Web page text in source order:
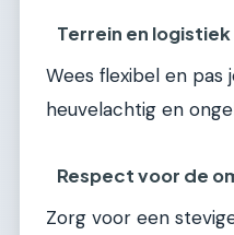
Terrein en logistiek
Wees flexibel en pas
heuvelachtig en
Respect voor de
Zorg voor een